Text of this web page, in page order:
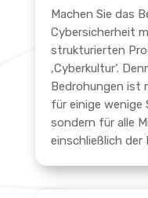
Machen Sie das
Cybersicherheit
strukturierten
‚Cyberkultur‘.
Bedrohungen ist
für einige wenige
sondern für alle
einschließlich der